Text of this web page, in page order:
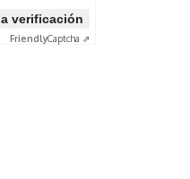
verificación
FriendlyCaptcha ⇗